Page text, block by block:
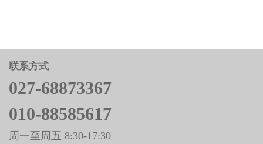
联系方式
027-68873367
010-88585617
周一至周五 8:30-17:30